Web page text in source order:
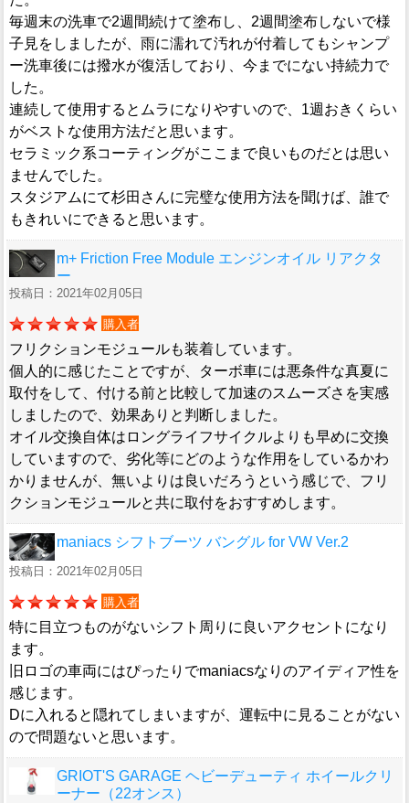
毎週末の洗車で2週間続けて塗布し、2週間塗布しないで様
子見をしましたが、雨に濡れて汚れが付着してもシャンプ
ー洗車後には撥水が復活しており、今までにない持続力で
した。
連続して使用するとムラになりやすいので、1週おきくらい
がベストな使用方法だと思います。
セラミック系コーティングがここまで良いものだとは思い
ませんでした。
スタジアムにて杉田さんに完璧な使用方法を聞けば、誰で
もきれいにできると思います。
m+ Friction Free Module エンジンオイル リアクタ
ー
投稿日：2021年02月05日
購入者
フリクションモジュールも装着しています。
個人的に感じたことですが、ターボ車には悪条件な真夏に
取付をして、付ける前と比較して加速のスムーズさを実感
しましたので、効果ありと判断しました。
オイル交換自体はロングライフサイクルよりも早めに交換
していますので、劣化等にどのような作用をしているかわ
かりませんが、無いよりは良いだろうという感じで、フリ
クションモジュールと共に取付をおすすめします。
maniacs シフトブーツ バングル for VW Ver.2
投稿日：2021年02月05日
購入者
特に目立つものがないシフト周りに良いアクセントになり
ます。
旧ロゴの車両にはぴったりでmaniacsなりのアイディア性を
感じます。
Dに入れると隠れてしまいますが、運転中に見ることがない
ので問題ないと思います。
GRIOT'S GARAGE ヘビーデューティ ホイールクリ
ーナー（22オンス）